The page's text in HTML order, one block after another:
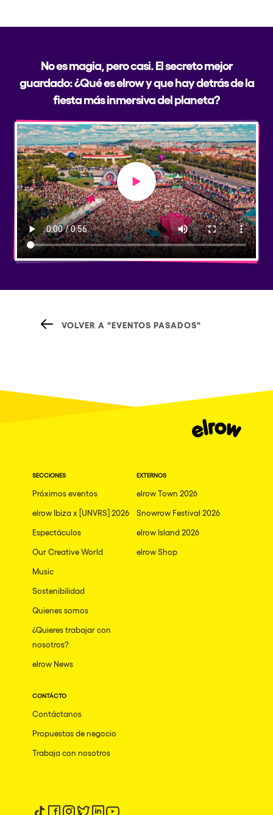
No es magia, pero casi. El secreto mejor
guardado: ¿Qué es elrow y que hay detrás de la
fiesta más inmersiva del planeta?
Play video
VOLVER A "EVENTOS PASADOS"
SECCIONES
Próximos eventos
elrow Ibiza x [UNVRS] 2026
Espectáculos
Our Creative World
Music
Sostenibilidad
Quienes somos
¿Quieres trabajar con
nosotros?
elrow News
EXTERNOS
elrow Town 2026
Snowrow Festival 2026
elrow Island 2026
elrow Shop
CONTÁCTO
Contáctanos
Propuestas de negocio
Trabaja con nosotros
Síguenos en tiktok
Síguenos en facebook
Síguenos en instagram
Síguenos en twitter
Síguenos en linkedin
Síguenos en youtube